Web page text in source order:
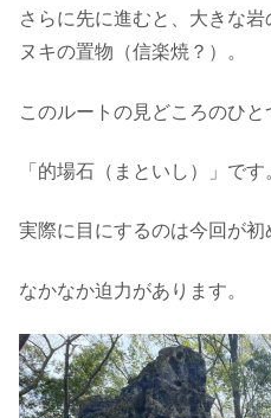
さらに先に進むと、大きな
ヌキの置物（信楽焼？）。
このルートの見どころのひと
「的場石（まといし）」です
実際に目にするのは今回が初
なかなか迫力があります。